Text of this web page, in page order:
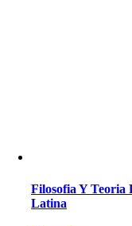
Filosofia Y Teoria
Latina